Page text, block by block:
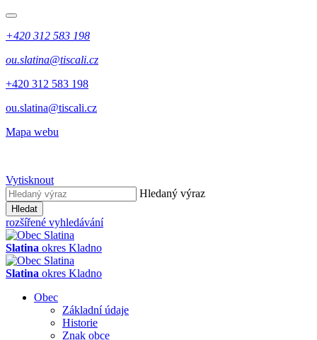
+420 312 583 198
ou.slatina@tiscali.cz
+420 312 583 198
ou.slatina@tiscali.cz
Mapa webu
Vytisknout
Hledaný výraz
Hledat
rozšířené vyhledávání
Slatina okres Kladno
Slatina okres Kladno
Obec
Základní údaje
Historie
Znak obce